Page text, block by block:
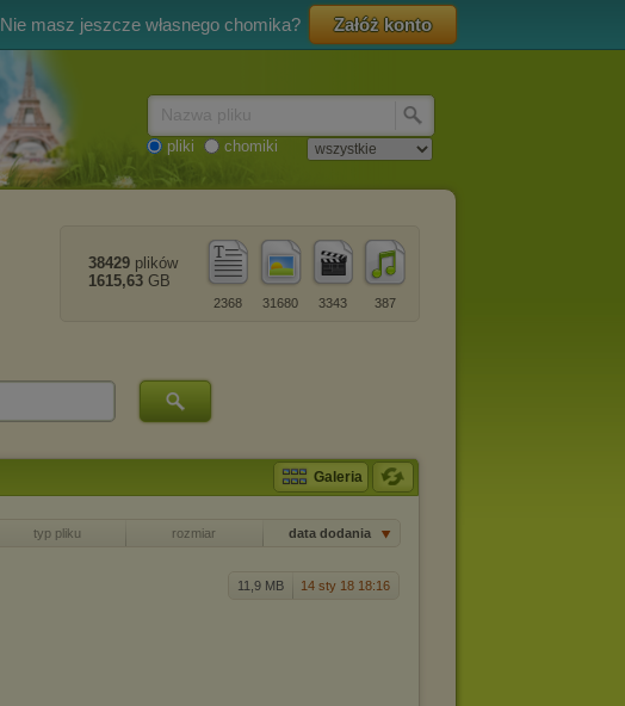
Nie masz jeszcze własnego chomika? Załóż konto
pliki chomiki
387
3343
31680
2368
38429 plików
1615,63 GB
Galeria
typ pliku rozmiar data dodania
11,9 MB 14 sty 18 18:16